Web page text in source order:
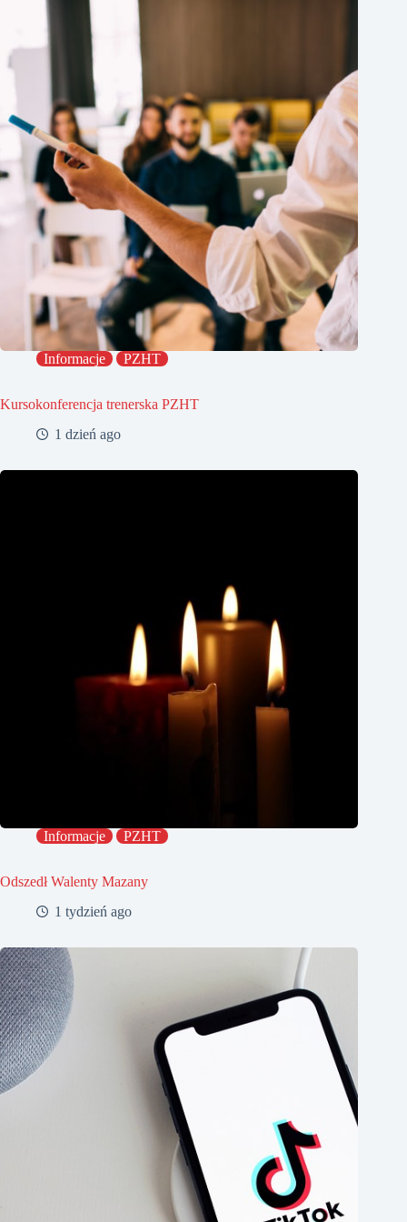
Informacje PZHT
Kursokonferencja trenerska PZHT
1 dzień ago
Informacje PZHT
Odszedł Walenty Mazany
1 tydzień ago